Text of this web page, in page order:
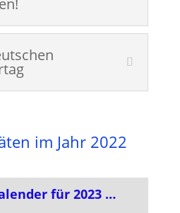
im Jahr 2022
für 2023 …